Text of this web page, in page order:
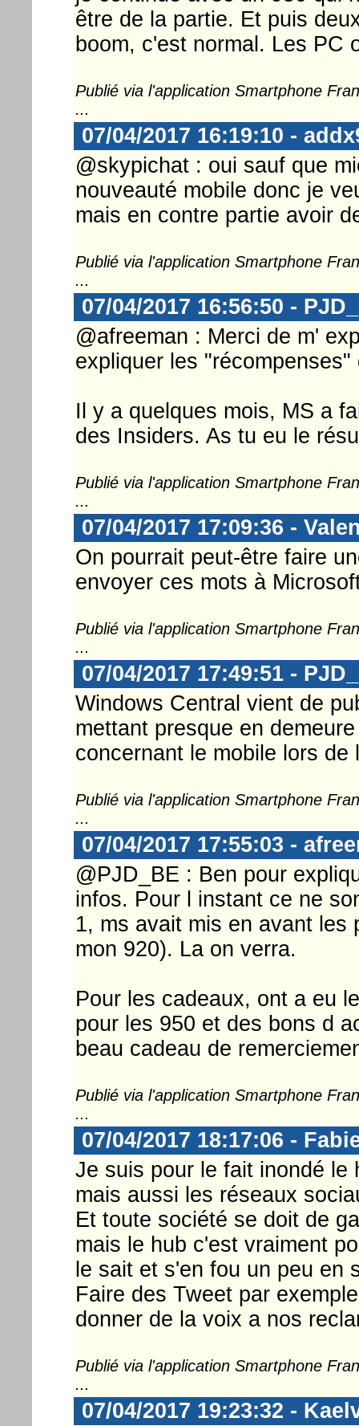
être de la partie. Et puis
boom, c'est normal. Les PC
Publié via l'application Smartphone
...
07/04/2017 16:19:10 -
@skypichat : oui sauf que
nouveauté mobile donc je
mais en contre partie avoir
Publié via l'application Smartphone
...
07/04/2017 16:56:50 -
@afreeman : Merci de m'
expliquer les
Il y a quelques mois, MS a
des Insiders. As tu eu le
Publié via l'application Smartphone
...
07/04/2017 17:09:36 -
On pourrait peut-être faire
envoyer ces mots à
Publié via l'application Smartphone
...
07/04/2017 17:49:51 -
Windows Central vient de
mettant presque en
concernant le mobile lors
Publié via l'application Smartphone
...
07/04/2017 17:55:03 -
@PJD_BE : Ben pour
infos. Pour l instant ce ne
1, ms avait mis en avant les
mon 920). La on verra.
Pour les cadeaux, ont a eu
pour les 950 et des bons d
beau cadeau de
Publié via l'application Smartphone
...
07/04/2017 18:17:06 -
Je suis pour le fait inondé le
mais aussi les réseaux
Et toute société se doit de
mais le hub c'est vraiment
le sait et s'en fou un peu en
Faire des Tweet par
donner de la voix a nos
Publié via l'application Smartphone
...
07/04/2017 19:23:32 -